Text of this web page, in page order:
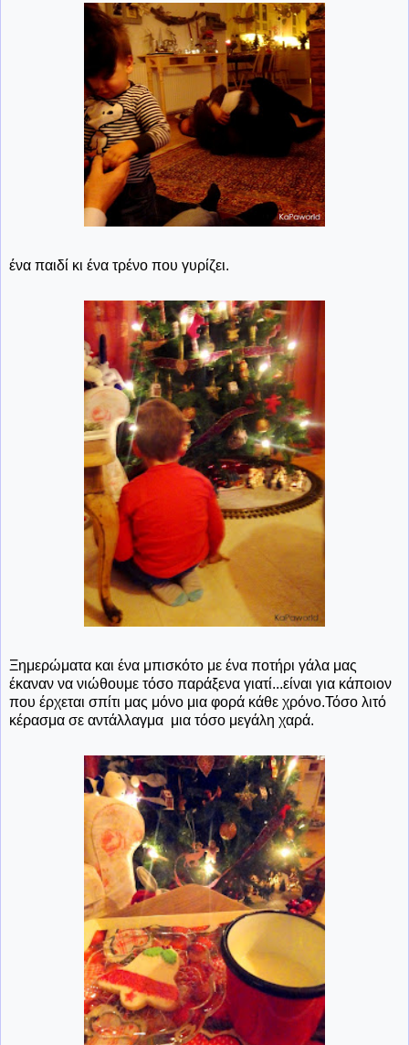
ένα παιδί κι ένα τρένο που γυρίζει.
Ξημερώματα και ένα μπισκότο με ένα ποτήρι γάλα μας
έκαναν να νιώθουμε τόσο παράξενα γιατί...είναι για κάποιον
που έρχεται σπίτι μας μόνο μια φορά κάθε χρόνο.Τόσο λιτό
κέρασμα σε αντάλλαγμα μια τόσο μεγάλη χαρά.